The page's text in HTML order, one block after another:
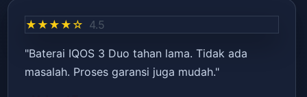
★★★★☆ 4.5
"Baterai IQOS 3 Duo tahan lama. Tidak ada
masalah. Proses garansi juga mudah."